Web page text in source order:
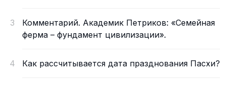
3
Комментарий. Академик Петриков: «Семейная
ферма – фундамент цивилизации».
4 Как рассчитывается дата празднования Пасхи?